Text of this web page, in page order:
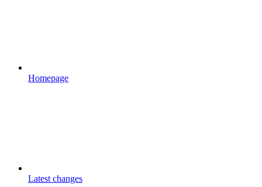
Homepage
Latest changes